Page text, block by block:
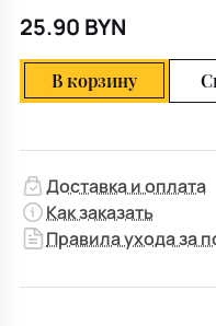
25.90 BYN
В корзину
Доставка и оплата
Как заказать
Правила ухода за